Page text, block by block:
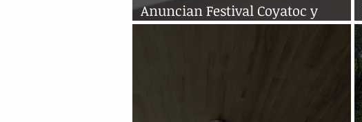
Anuncian Festival Coyatoc y
carrera pedestre